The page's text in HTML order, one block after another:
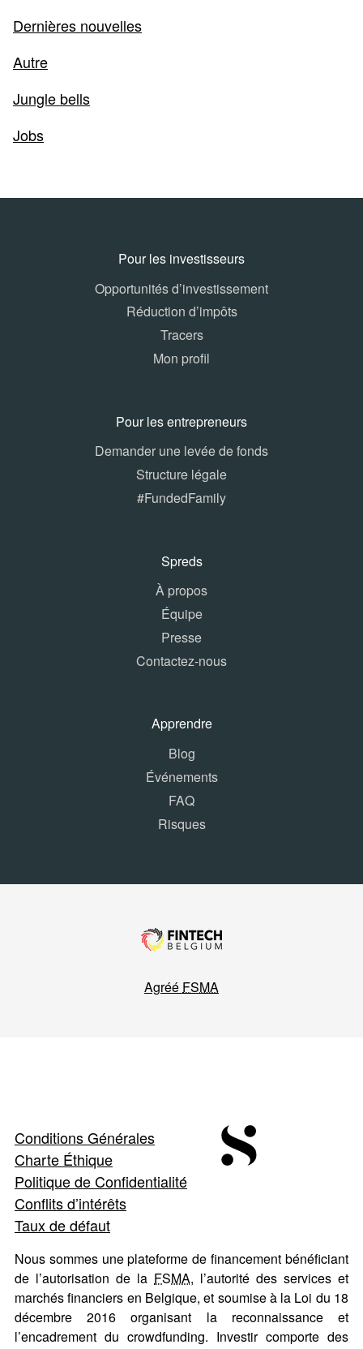
Dernières nouvelles
Autre
Jungle bells
Jobs
Pour les investisseurs
Opportunités d’investissement
Réduction d’impôts
Tracers
Mon profil
Pour les entrepreneurs
Demander une levée de fonds
Structure légale
#FundedFamily
Spreds
À propos
Équipe
Presse
Contactez-nous
Apprendre
Blog
Événements
FAQ
Risques
Agréé FSMA
Conditions Générales
Charte Éthique
Politique de Confidentialité
Conflits d’intérêts
Taux de défaut
Nous sommes une plateforme de financement bénéficiant
de l’autorisation de la FSMA, l’autorité des services et
marchés financiers en Belgique, et soumise à la Loi du 18
décembre 2016 organisant la reconnaissance et
l’encadrement du crowdfunding. Investir comporte des